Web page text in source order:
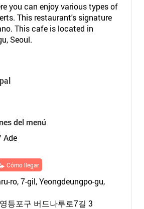
you can enjoy various types of
This restaurant's signature
This cafe is located in
Seoul.
del menú
Ade
Cómo llegar
ro, 7-gil, Yeongdeungpo-gu,
등포구 버드나루로7길 3